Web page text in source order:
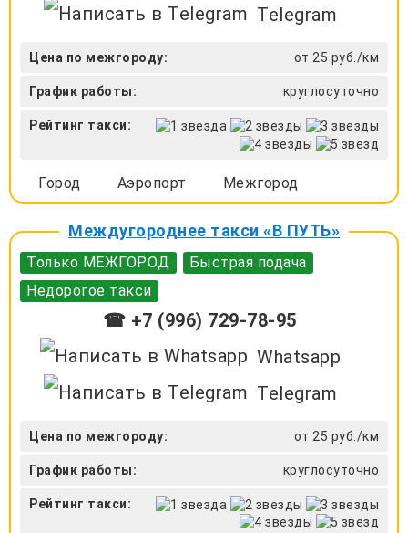
Telegram
Цена по межгороду: от 25 руб./км
График работы: круглосуточно
Рейтинг такси:
Город Аэропорт Межгород
Междугороднее такси «В ПУТЬ»
Только МЕЖГОРОД
Быстрая подача
Недорогое такси
☎ +7 (996) 729-78-95
Whatsapp
Telegram
Цена по межгороду: от 25 руб./км
График работы: круглосуточно
Рейтинг такси: